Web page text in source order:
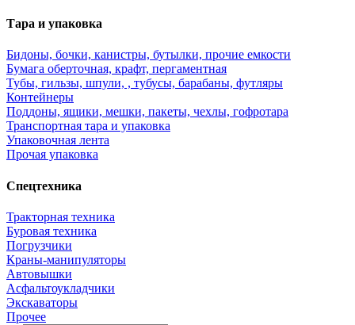
Тара и упаковка
Бидоны, бочки, канистры, бутылки, прочие емкости
Бумага оберточная, крафт, пергаментная
Тубы, гильзы, шпули, , тубусы, барабаны, футляры
Контейнеры
Поддоны, ящики, мешки, пакеты, чехлы, гофротара
Транспортная тара и упаковка
Упаковочная лента
Прочая упаковка
Спецтехника
Тракторная техника
Буровая техника
Погрузчики
Краны-манипуляторы
Автовышки
Асфальтоукладчики
Экскаваторы
Прочее